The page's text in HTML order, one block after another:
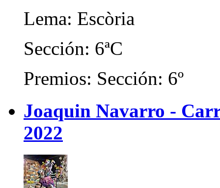
Lema: Escòria
Sección: 6ªC
Premios: Sección: 6º
Joaquin Navarro -
2022